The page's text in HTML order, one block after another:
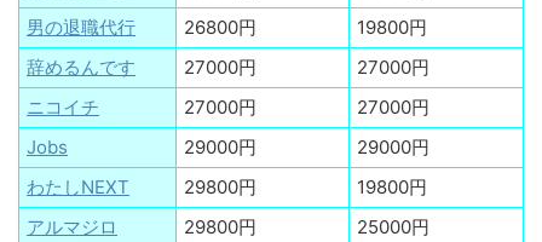
男の退職代行
26800円
19800円
辞めるんです
27000円
27000円
ニコイチ
27000円
27000円
Jobs
29000円
29000円
わたしNEXT
29800円
19800円
アルマジロ
29800円
25000円